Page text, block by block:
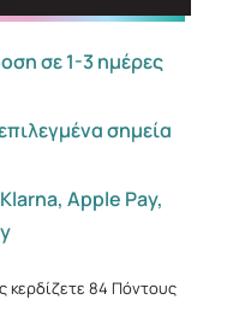
σε 1-3 ημέρες
σημεία
Apple Pay,
84 Πόντους